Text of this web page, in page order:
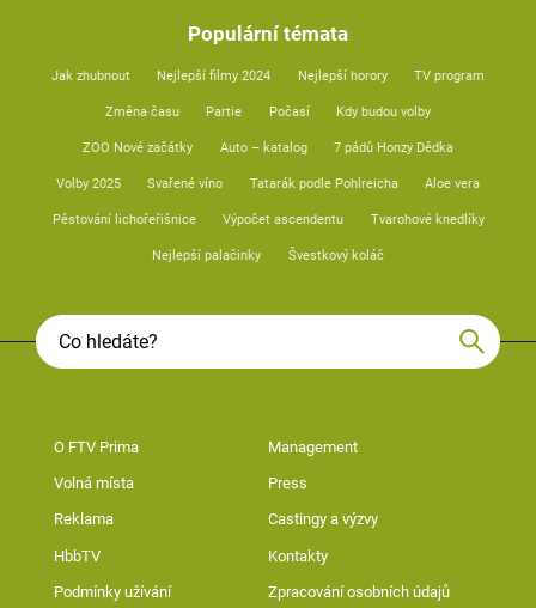
Populární témata
Jak zhubnout Nejlepší filmy 2024 Nejlepší horory TV program
Změna času Partie Počasí Kdy budou volby
ZOO Nové začátky Auto – katalog 7 pádů Honzy Dědka
Volby 2025 Svařené víno Tatarák podle Pohlreicha Aloe vera
Pěstování lichořeřišnice Výpočet ascendentu Tvarohové knedlíky
Nejlepší palačinky Švestkový koláč
O FTV Prima Management
Volná místa Press
Reklama Castingy a výzvy
HbbTV Kontakty
Podmínky užívání Zpracování osobních údajů